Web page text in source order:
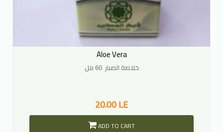
Aloe Vera
خلاصة الصبار 60 مل
20.00 LE
ADD TO CART